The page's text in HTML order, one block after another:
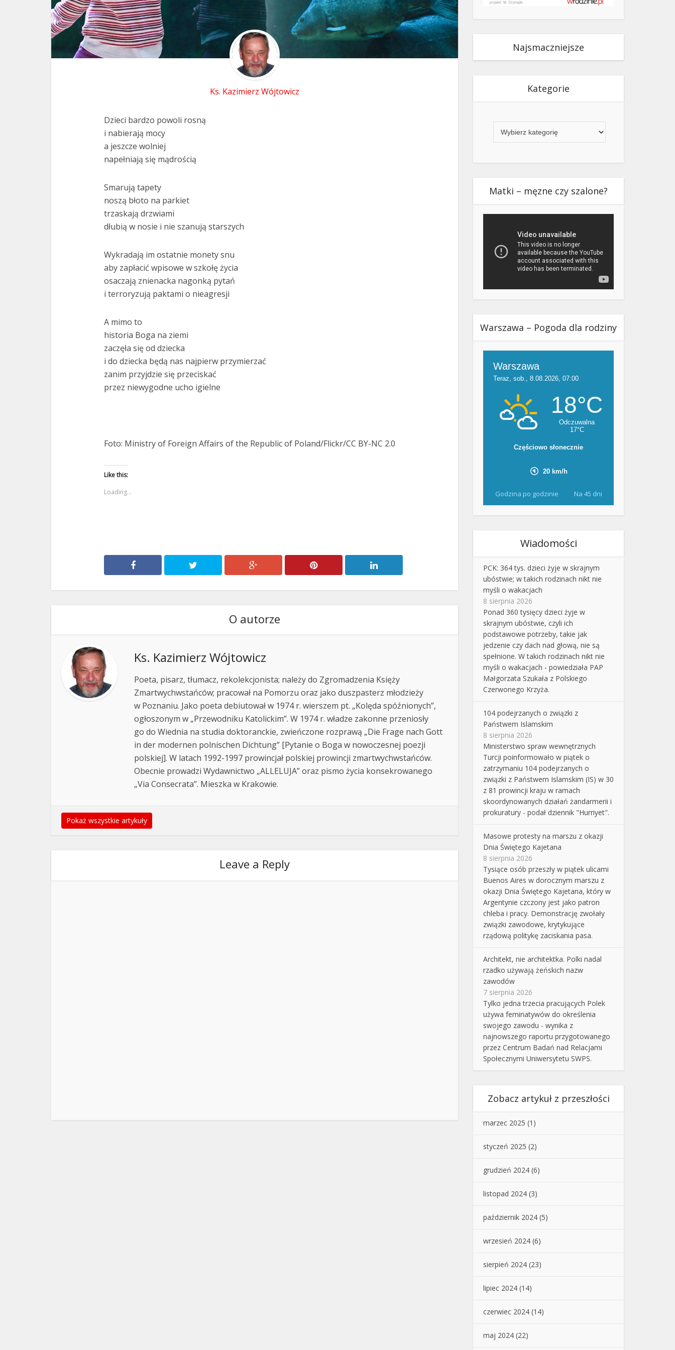
Ks. Kazimierz Wójtowicz
Dzieci bardzo powoli rosną
i nabierają mocy
a jeszcze wolniej
napełniają się mądrością
Smarują tapety
noszą błoto na parkiet
trzaskają drzwiami
dłubią w nosie i nie szanują starszych
Wykradają im ostatnie monety snu
aby zapłacić wpisowe w szkołę życia
osaczają znienacka nagonką pytań
i terroryzują paktami o nieagresji
A mimo to
historia Boga na ziemi
zaczęła się od dziecka
i do dziecka będą nas najpierw przymierzać
zanim przyjdzie się przeciskać
przez niewygodne ucho igielne
Foto: Ministry of Foreign Affairs of the Republic of Poland/Flickr/CC BY-NC 2.0
Like this:
Loading...
O autorze
Ks. Kazimierz Wójtowicz
Poeta, pisarz, tłumacz, rekolekcjonista; należy do Zgromadzenia Księży
Zmartwychwstańców; pracował na Pomorzu oraz jako duszpasterz młodzieży
w Poznaniu. Jako poeta debiutował w 1974 r. wierszem pt. „Kolęda spóźnionych”,
ogłoszonym w „Przewodniku Katolickim”. W 1974 r. władze zakonne przeniosły
go do Wiednia na studia doktoranckie, zwieńczone rozprawą „Die Frage nach Gott
in der modernen polnischen Dichtung” [Pytanie o Boga w nowoczesnej poezji
polskiej]. W latach 1992-1997 prowincjał polskiej prowincji zmartwychwstańców.
Obecnie prowadzi Wydawnictwo „ALLELUJA” oraz pismo życia konsekrowanego
„Via Consecrata”. Mieszka w Krakowie.
Pokaż wszystkie artykuły
Leave a Reply
Najsmaczniejsze
Kategorie
Matki – męzne czy szalone?
Warszawa – Pogoda dla rodziny
Godzina po godzinie Na 45 dni
Wiadomości
PCK: 364 tys. dzieci żyje w skrajnym
ubóstwie; w takich rodzinach nikt nie
myśli o wakacjach
8 sierpnia 2026
Ponad 360 tysięcy dzieci żyje w
skrajnym ubóstwie, czyli ich
podstawowe potrzeby, takie jak
jedzenie czy dach nad głową, nie są
spełnione. W takich rodzinach nikt nie
myśli o wakacjach - powiedziała PAP
Małgorzata Szukała z Polskiego
Czerwonego Krzyża.
104 podejrzanych o związki z
Państwem Islamskim
8 sierpnia 2026
Ministerstwo spraw wewnętrznych
Turcji poinformowało w piątek o
zatrzymaniu 104 podejrzanych o
związki z Państwem Islamskim (IS) w 30
z 81 prowincji kraju w ramach
skoordynowanych działań żandarmerii i
prokuratury - podał dziennik "Hurriyet".
Masowe protesty na marszu z okazji
Dnia Świętego Kajetana
8 sierpnia 2026
Tysiące osób przeszły w piątek ulicami
Buenos Aires w dorocznym marszu z
okazji Dnia Świętego Kajetana, który w
Argentynie czczony jest jako patron
chleba i pracy. Demonstrację zwołały
związki zawodowe, krytykujące
rządową politykę zaciskania pasa.
Architekt, nie architektka. Polki nadal
rzadko używają żeńskich nazw
zawodów
7 sierpnia 2026
Tylko jedna trzecia pracujących Polek
używa feminatywów do określenia
swojego zawodu - wynika z
najnowszego raportu przygotowanego
przez Centrum Badań nad Relacjami
Społecznymi Uniwersytetu SWPS.
Zobacz artykuł z przeszłości
marzec 2025 (1)
styczeń 2025 (2)
grudzień 2024 (6)
listopad 2024 (3)
październik 2024 (5)
wrzesień 2024 (6)
sierpień 2024 (23)
lipiec 2024 (14)
czerwiec 2024 (14)
maj 2024 (22)